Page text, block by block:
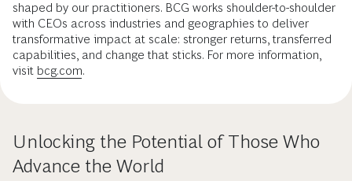
shaped by our practitioners. BCG works shoulder-to-shoulder
with CEOs across industries and geographies to deliver
transformative impact at scale: stronger returns, transferred
capabilities, and change that sticks. For more information,
visit bcg.com.
Unlocking the Potential of Those Who
Advance the World